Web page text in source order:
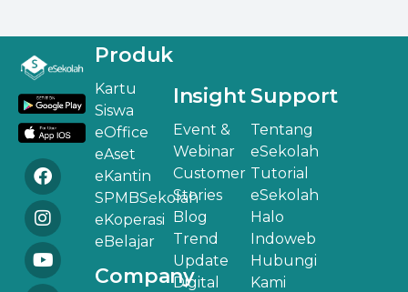
Produk
Kartu
Siswa
eOffice
eAset
eKantin
SPMBSekolah
eKoperasi
eBelajar
Company
Insight
Event &
Webinar
Customer
Stories
Blog
Trend
Update
Digital
Support
Tentang
eSekolah
Tutorial
eSekolah
Halo
Indoweb
Hubungi
Kami